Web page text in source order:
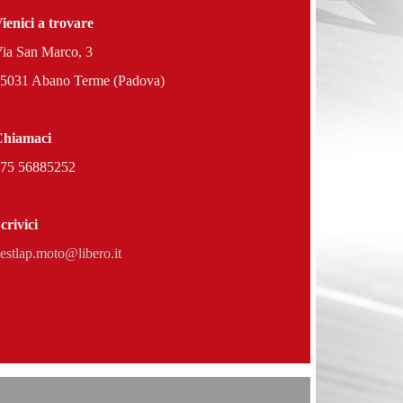
a trovare
San Marco, 3
Abano Terme (Padova)
56885252